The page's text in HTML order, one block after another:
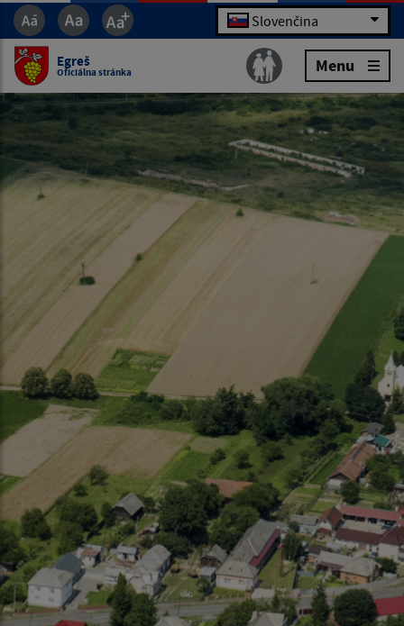
Slovenčina
Egreš
Oficiálna stránka Menu